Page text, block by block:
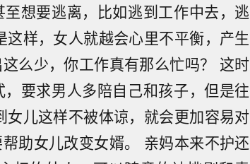
想要逃离，比如逃到工作中去，逃
样，女人就越会心里不平衡，产生
么少，你工作真有那么忙吗？ 这时
要求男人多陪自己和孩子，但是往
儿这样不被体谅，就会更加容易对
助女儿改变女婿。 亲妈本来不护还